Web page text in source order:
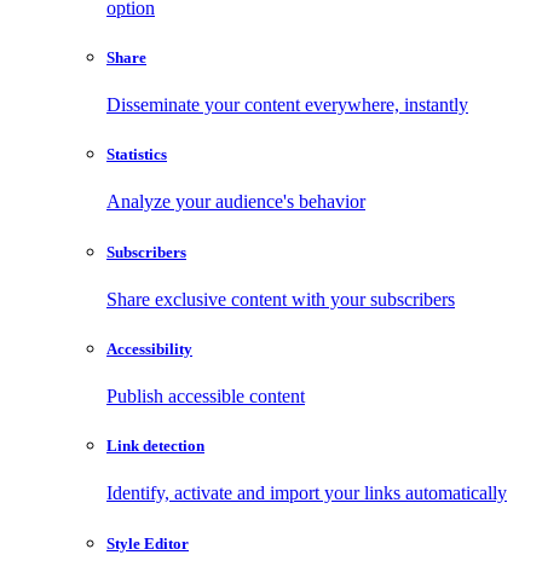
option
Share
Disseminate your content everywhere, instantly
Statistics
Analyze your audience's behavior
Subscribers
Share exclusive content with your subscribers
Accessibility
Publish accessible content
Link detection
Identify, activate and import your links automatically
Style Editor